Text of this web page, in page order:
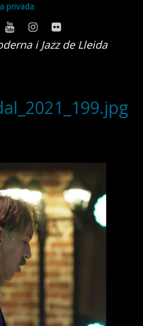
privada
i Jazz de Lleida